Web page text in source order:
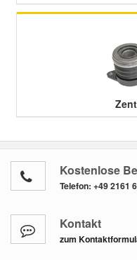
Kostenlose
Telefon: +49 2161
Kontakt
zum